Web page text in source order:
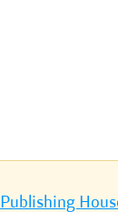
Publishing